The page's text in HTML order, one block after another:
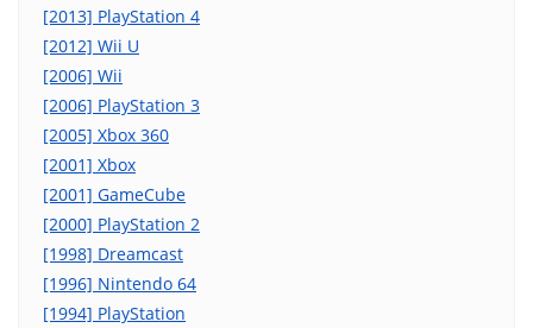
[2013] PlayStation 4
[2012] Wii U
[2006] Wii
[2006] PlayStation 3
[2005] Xbox 360
[2001] Xbox
[2001] GameCube
[2000] PlayStation 2
[1998] Dreamcast
[1996] Nintendo 64
[1994] PlayStation